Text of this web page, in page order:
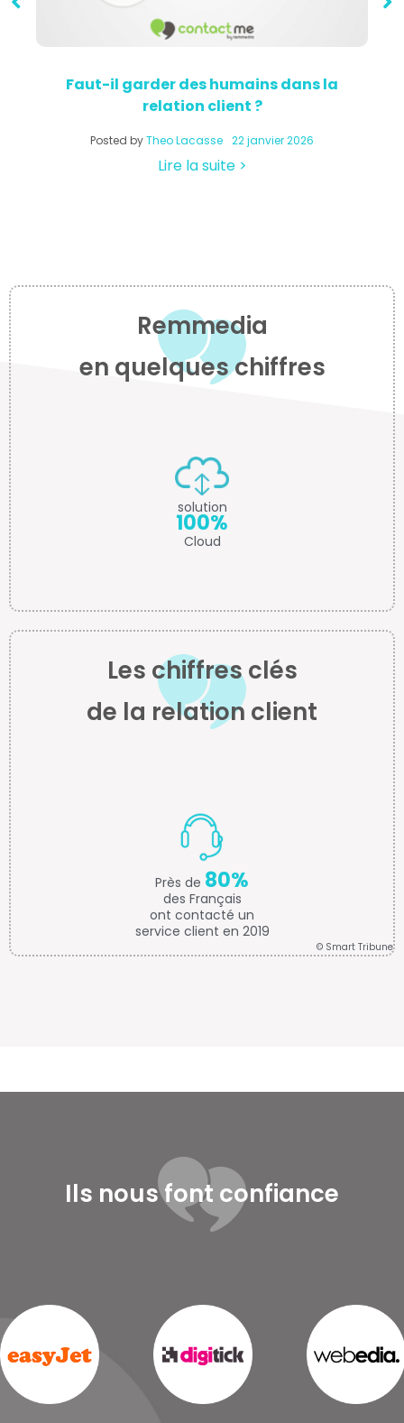
Faut-il garder des humains dans la
relation client ?
Posted byTheo Lacasse 22 janvier 2026
Lire la suite >
Remmedia
en quelques chiffres
solution
100%
Cloud
Les chiffres clés
de la relation client
Près de 80%
des Français
ont contacté un
service client en 2019
© Smart Tribune
Ils nous font confiance